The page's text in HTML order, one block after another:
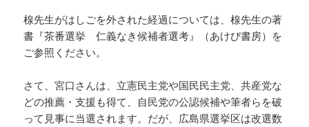
楾先生がはしごを外された経過については、楾先生の著
書『茶番選挙 仁義なき候補者選考』（あけび書房）を
ご参照ください。
さて、宮口さんは、立憲民主党や国民民主党、共産党な
どの推薦・支援も得て、自民党の公認候補や筆者らを破
って見事に当選されます。だが、広島県選挙区は改選数